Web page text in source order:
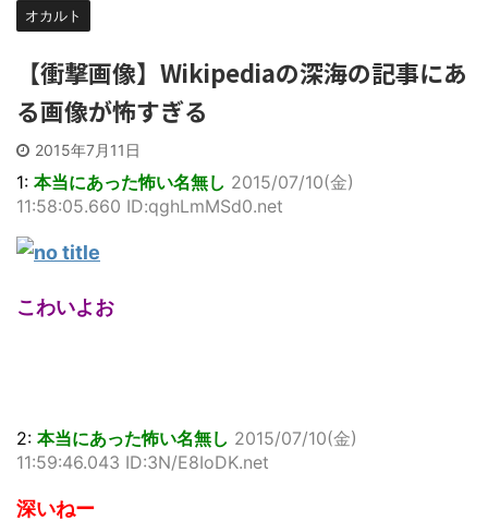
オカルト
【衝撃画像】Wikipediaの深海の記事にあ
る画像が怖すぎる
2015年7月11日
1: 本当にあった怖い名無し 2015/07/10(金)
11:58:05.660 ID:qghLmMSd0.net
こわいよお
2: 本当にあった怖い名無し 2015/07/10(金)
11:59:46.043 ID:3N/E8IoDK.net
深いねー